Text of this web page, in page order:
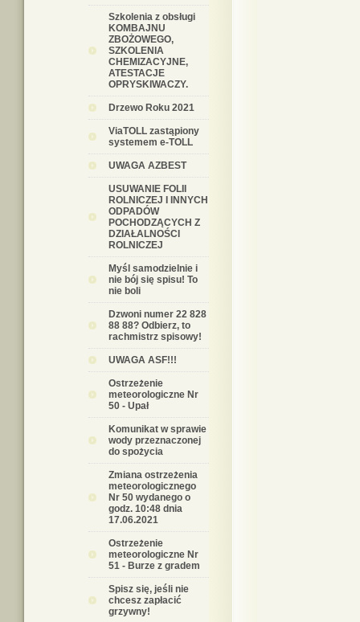
Szkolenia z obsługi
KOMBAJNU
ZBOŻOWEGO,
SZKOLENIA
CHEMIZACYJNE,
ATESTACJE
OPRYSKIWACZY.
Drzewo Roku 2021
ViaTOLL zastąpiony
systemem e-TOLL
UWAGA AZBEST
USUWANIE FOLII
ROLNICZEJ I INNYCH
ODPADÓW
POCHODZĄCYCH Z
DZIAŁALNOŚCI
ROLNICZEJ
Myśl samodzielnie i
nie bój się spisu! To
nie boli
Dzwoni numer 22 828
88 88? Odbierz, to
rachmistrz spisowy!
UWAGA ASF!!!
Ostrzeżenie
meteorologiczne Nr
50 - Upał
Komunikat w sprawie
wody przeznaczonej
do spożycia
Zmiana ostrzeżenia
meteorologicznego
Nr 50 wydanego o
godz. 10:48 dnia
17.06.2021
Ostrzeżenie
meteorologiczne Nr
51 - Burze z gradem
Spisz się, jeśli nie
chcesz zapłacić
grzywny!